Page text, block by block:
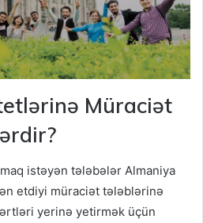
Müraciət
istəyən tələbələr Almaniya
etdiyi müraciət tələblərinə
yerinə yetirmək üçün